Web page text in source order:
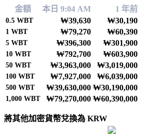
金額 本日 9:04 AM 1 年前
0.5 WBT ₩39,630 ₩30,190
1 WBT ₩79,270 ₩60,390
5 WBT ₩396,300 ₩301,900
10 WBT ₩792,700 ₩603,900
50 WBT ₩3,963,000 ₩3,019,000
100 WBT ₩7,927,000 ₩6,039,000
500 WBT ₩39,630,000 ₩30,190,000
1,000 WBT ₩79,270,000 ₩60,390,000
將其他加密貨幣兌換為 KRW